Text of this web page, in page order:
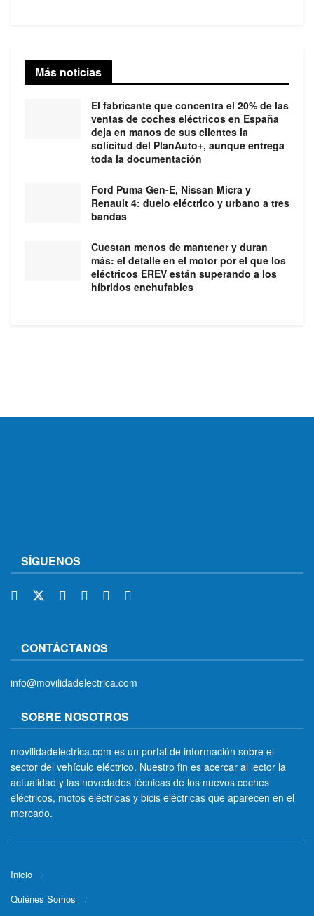
Más noticias
El fabricante que concentra el 20% de las
ventas de coches eléctricos en España
deja en manos de sus clientes la
solicitud del PlanAuto+, aunque entrega
toda la documentación
Ford Puma Gen-E, Nissan Micra y
Renault 4: duelo eléctrico y urbano a tres
bandas
Cuestan menos de mantener y duran
más: el detalle en el motor por el que los
eléctricos EREV están superando a los
híbridos enchufables
SÍGUENOS
CONTÁCTANOS
info@movilidadelectrica.com
SOBRE NOSOTROS
movilidadelectrica.com es un portal de información sobre el
sector del vehículo eléctrico. Nuestro fin es acercar al lector la
actualidad y las novedades técnicas de los nuevos coches
eléctricos, motos eléctricas y bicis eléctricas que aparecen en el
mercado.
Inicio
Quiénes Somos